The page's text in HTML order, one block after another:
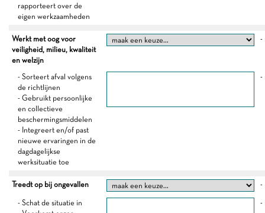
rapporteert over de
eigen werkzaamheden
Werkt met oog voor
veiligheid, milieu, kwaliteit
en welzijn
-
- Sorteert afval volgens
de richtlijnen
- Gebruikt persoonlijke
en collectieve
beschermingsmiddelen
- Integreert en/of past
nieuwe ervaringen in de
dagdagelijkse
werksituatie toe
-
Treedt op bij ongevallen -
- Schat de situatie in
-